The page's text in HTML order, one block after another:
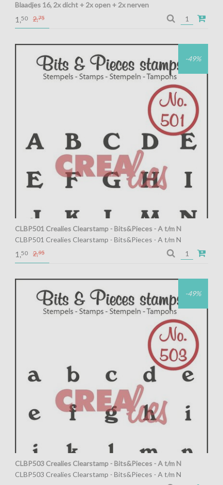
Blaadjes 16, 2x dicht + 2x open + 2x nerven
Crealies Clearstamp Bits & Pieces stempels no. 257, Blaadjes
16, 2x dicht + 2x open + 2x nerven
1,50 2,75
-49%
CLBP501 Crealies Clearstamp - Bits&Pieces - A t/m N
CLBP501 Crealies Clearstamp - Bits&Pieces - A t/m N
1,50 2,95
-49%
CLBP503 Crealies Clearstamp - Bits&Pieces - A t/m N
CLBP503 Crealies Clearstamp - Bits&Pieces - A t/m N